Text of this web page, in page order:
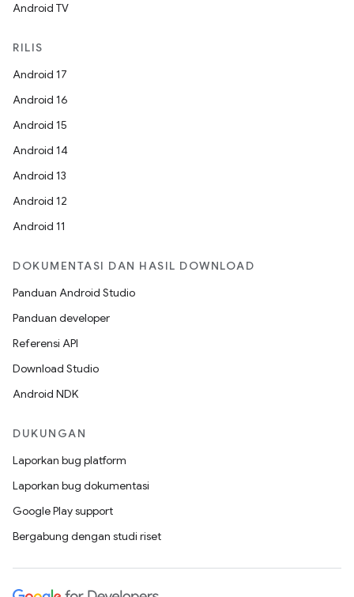
Android TV
RILIS
Android 17
Android 16
Android 15
Android 14
Android 13
Android 12
Android 11
DOKUMENTASI DAN HASIL DOWNLOAD
Panduan Android Studio
Panduan developer
Referensi API
Download Studio
Android NDK
DUKUNGAN
Laporkan bug platform
Laporkan bug dokumentasi
Google Play support
Bergabung dengan studi riset